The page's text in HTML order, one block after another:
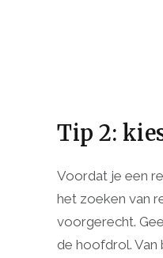
Tip 2:
Voordat je een
het zoeken van
voorgerecht.
de hoofdrol. Van